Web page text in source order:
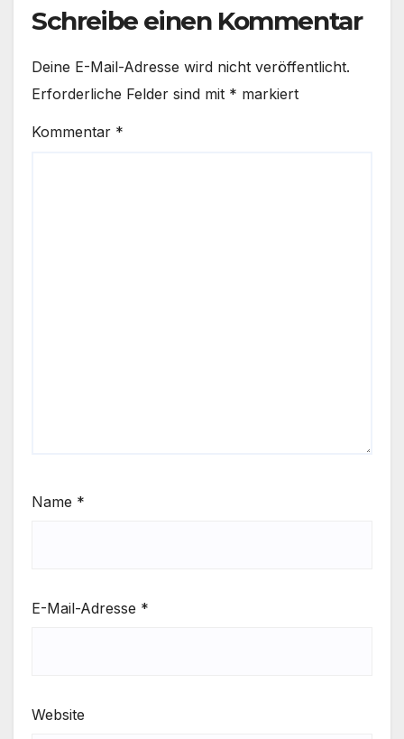
Schreibe einen Kommentar
Deine E-Mail-Adresse wird nicht veröffentlicht.
Erforderliche Felder sind mit * markiert
Kommentar *
Name *
E-Mail-Adresse *
Website